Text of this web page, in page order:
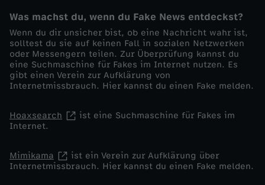
Was machst du, wenn du Fake News entdeckst?
Wenn du dir unsicher bist, ob eine Nachricht wahr ist,
solltest du sie auf keinen Fall in sozialen Netzwerken
oder Messengern teilen. Zur Überprüfung kannst du
eine Suchmaschine für Fakes im Internet nutzen. Es
gibt einen Verein zur Aufklärung von
Internetmissbrauch. Hier kannst du einen Fake melden.
Hoaxsearch
ist eine Suchmaschine für Fakes im
Internet.
Mimikama
ist ein Verein zur Aufklärung über
Internetmissbrauch. Hier kannst du einen Fake melden.